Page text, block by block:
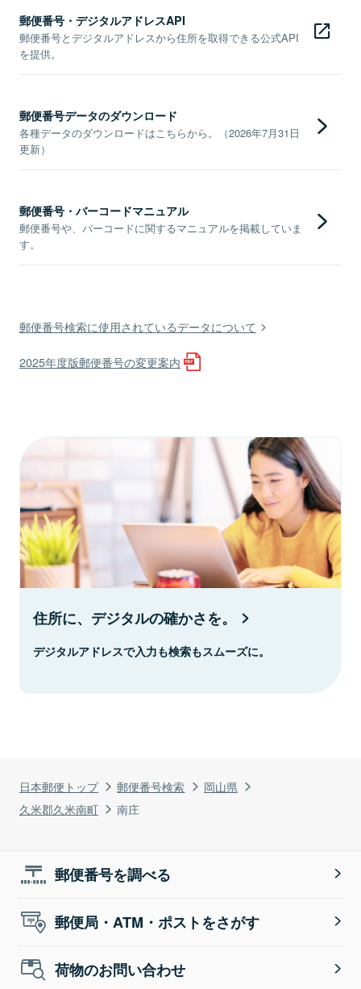
日本郵便トップ 郵便番号検索
岡山県
久米郡久米南町
南庄
郵便番号・デジタルアドレスAPI
郵便番号とデジタルアドレスから住所を取得できる公式API
を提供。
郵便番号データのダウンロード
各種データのダウンロードはこちらから。（2026年7月31日
更新）
郵便番号・バーコードマニュアル
郵便番号や、バーコードに関するマニュアルを掲載していま
す。
郵便番号検索に使用されているデータについて
2025年度版郵便番号の変更案内
住所に、デジタルの確かさを。
デジタルアドレスで入力も検索もスムーズに。
郵便番号を調べる
郵便局・ATM・ポストをさがす
荷物のお問い合わせ